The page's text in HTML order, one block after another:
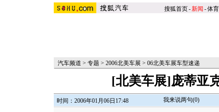
搜狐首页-新闻 -体育
汽车频道 > 专题 > 2006北美车展 > 06北美车展车型速递
[北美车展]庞蒂亚
时间：2006年01月06日17:48 我来说两句(0)